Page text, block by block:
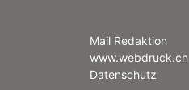
Mail Redaktion
www.webdruck.ch
Datenschutz